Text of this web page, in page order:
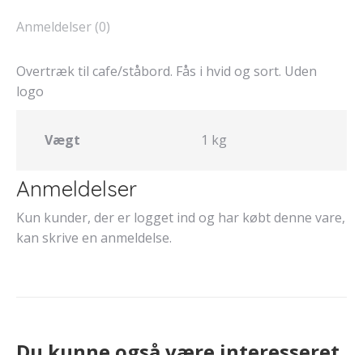
Anmeldelser (0)
Overtræk til cafe/ståbord. Fås i hvid og sort. Uden
logo
Vægt 1 kg
Anmeldelser
Kun kunder, der er logget ind og har købt denne vare,
kan skrive en anmeldelse.